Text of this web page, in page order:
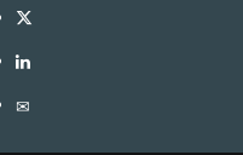
Twitter
LinkedIn
E-